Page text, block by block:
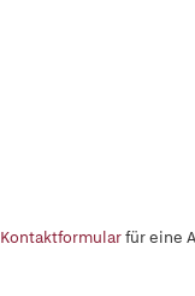
Kontaktformularfür eine